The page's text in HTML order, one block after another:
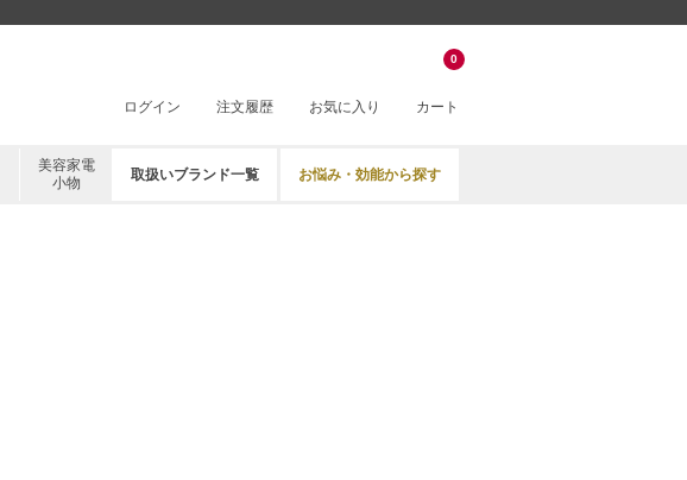
ログイン 注文履歴 お気に入り カート
0
美容家電
小物
取扱いブランド一覧 お悩み・効能から探す